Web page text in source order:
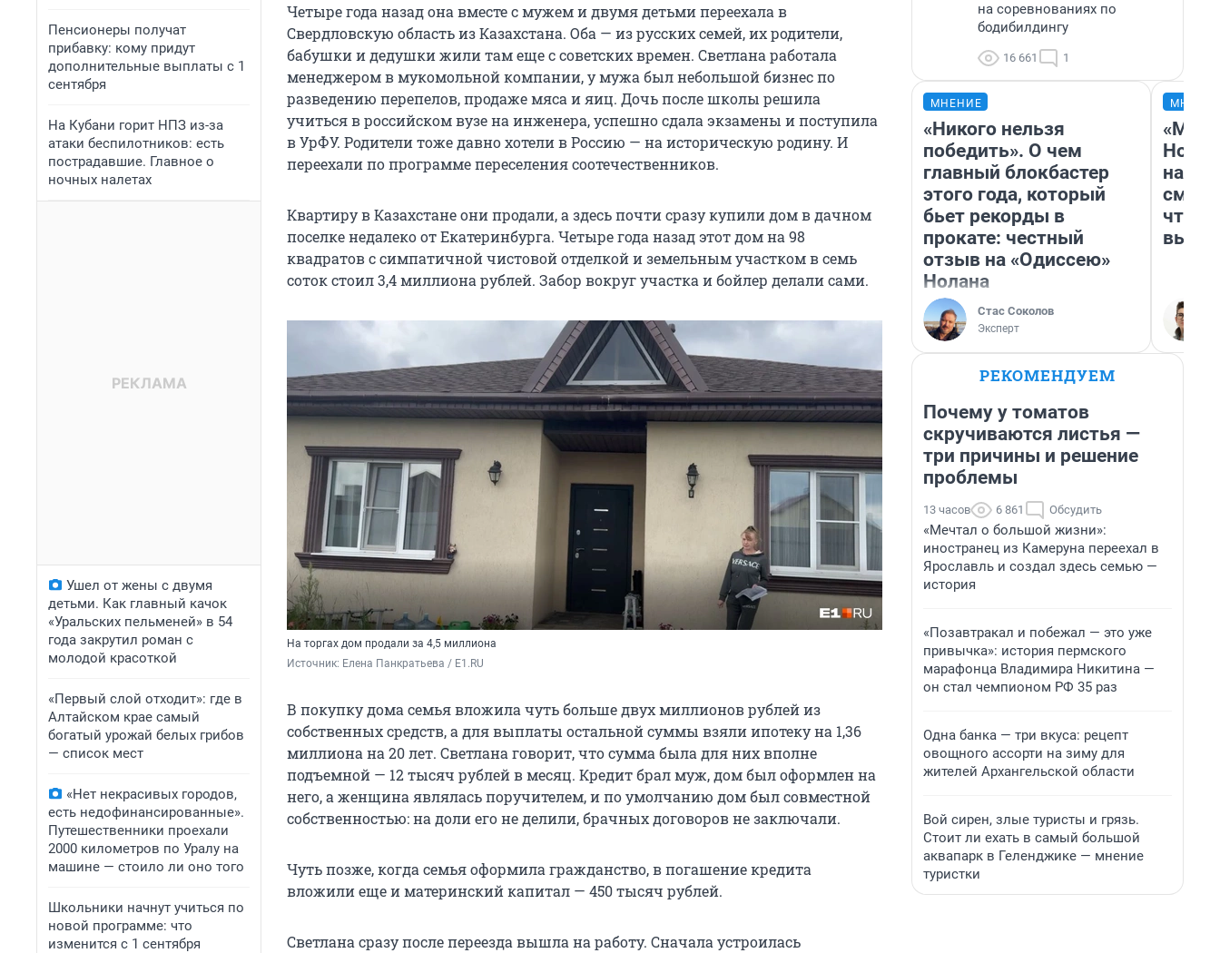
Пенсионеры получат
прибавку: кому придут
дополнительные выплаты с 1
сентября
На Кубани горит НПЗ из-за
атаки беспилотников: есть
пострадавшие. Главное о
ночных налетах
Ушел от жены с двумя
детьми. Как главный качок
«Уральских пельменей» в 54
года закрутил роман с
молодой красоткой
«Первый слой отходит»: где в
Алтайском крае самый
богатый урожай белых грибов
— список мест
«Нет некрасивых городов,
есть недофинансированные».
Путешественники проехали
2000 километров по Уралу на
машине — стоило ли оно того
Школьники начнут учиться по
новой программе: что
изменится с 1 сентября
Четыре года назад она вместе с мужем и двумя детьми переехала в
Свердловскую область из Казахстана. Оба — из русских семей, их родители,
бабушки и дедушки жили там еще с советских времен. Светлана работала
менеджером в мукомольной компании, у мужа был небольшой бизнес по
разведению перепелов, продаже мяса и яиц. Дочь после школы решила
учиться в российском вузе на инженера, успешно сдала экзамены и поступила
в УрФУ. Родители тоже давно хотели в Россию — на историческую родину. И
переехали по программе переселения соотечественников.
Квартиру в Казахстане они продали, а здесь почти сразу купили дом в дачном
поселке недалеко от Екатеринбурга. Четыре года назад этот дом на 98
квадратов с симпатичной чистовой отделкой и земельным участком в семь
соток стоил 3,4 миллиона рублей. Забор вокруг участка и бойлер делали сами.
На торгах дом продали за 4,5 миллиона
Источник: Елена Панкратьева / E1.RU
В покупку дома семья вложила чуть больше двух миллионов рублей из
собственных средств, а для выплаты остальной суммы взяли ипотеку на 1,36
миллиона на 20 лет. Светлана говорит, что сумма была для них вполне
подъемной — 12 тысяч рублей в месяц. Кредит брал муж, дом был оформлен на
него, а женщина являлась поручителем, и по умолчанию дом был совместной
собственностью: на доли его не делили, брачных договоров не заключали.
Чуть позже, когда семья оформила гражданство, в погашение кредита
вложили еще и материнский капитал — 450 тысяч рублей.
Светлана сразу после переезда вышла на работу. Сначала устроилась
на соревнованиях по
бодибилдингу
16 661 1
МНЕНИЕ
«Никого нельзя
победить». О чем
главный блокбастер
этого года, который
бьет рекорды в
прокате: честный
отзыв на «Одиссею»
Нолана
Стас Соколов
Эксперт
«Мы
РЕКОМЕНДУЕМ
Почему у томатов
скручиваются листья —
три причины и решение
проблемы
13 часов 6 861 Обсудить
«Мечтал о большой жизни»:
иностранец из Камеруна переехал в
Ярославль и создал здесь семью —
история
«Позавтракал и побежал — это уже
привычка»: история пермского
марафонца Владимира Никитина —
он стал чемпионом РФ 35 раз
Одна банка — три вкуса: рецепт
овощного ассорти на зиму для
жителей Архангельской области
Вой сирен, злые туристы и грязь.
Стоит ли ехать в самый большой
аквапарк в Геленджике — мнение
туристки